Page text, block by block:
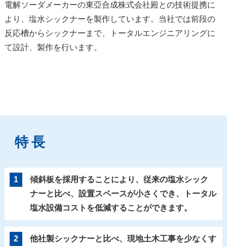
電解ソーダメーカーの東亞合成株式会社殿との技術提携に
より、塩水シックナーを製作しています。当社では前段の
反応槽からシックナーまで、トータルエンジニアリングに
て設計、製作を行います。
特長
1
傾斜板を採用することにより、従来の塩水シック
ナーと比べ、設置スペースが小さくでき、トータル
塩水設備コストを低減することができます。
2
他社製シックナーと比べ、現地土木工事を少なくす